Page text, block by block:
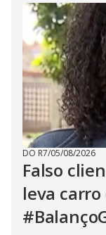
DO R7/05/08/2026
Falso
leva